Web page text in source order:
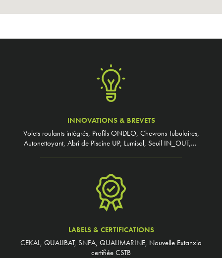
INNOVATIONS & BREVETS
Volets roulants intégrés, Profils ONDEO, Chevrons Tubulaires,
Autonettoyant, Abri de Piscine UP, Lumisol, Seuil IN_OUT,…
LABELS & CERTIFICATIONS
CEKAL, QUALIBAT, SNFA, QUALIMARINE, Nouvelle Extanxia
certifiée CSTB